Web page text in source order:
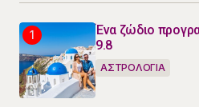
Ένα ζώδιο
9.8
ΑΣΤΡΟΛΟΓΙΑ